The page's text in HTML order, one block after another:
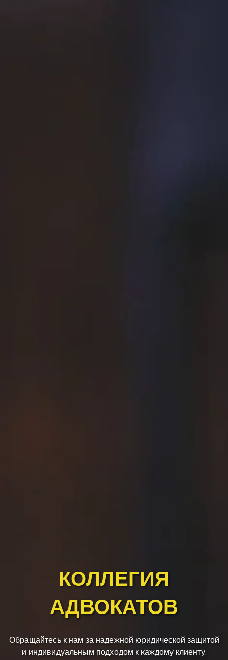
КОЛЛЕГИЯ
АДВОКАТОВ
Обращайтесь к нам за надежной юридической защитой
и индивидуальным подходом к каждому клиенту.